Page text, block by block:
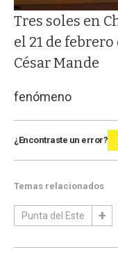
Tres soles en
el 21 de febrero
César Mande
fenómeno
¿Encontraste un error?
Temas relacionados
Punta del Este